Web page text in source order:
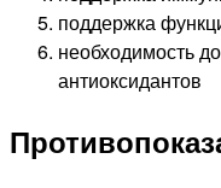
поддержка
необходимость
антиоксидантов